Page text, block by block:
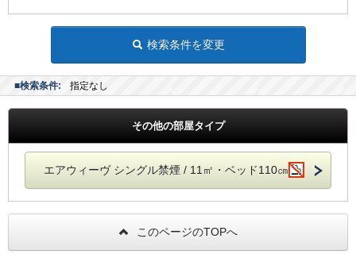
検索条件を変更
■検索条件: 指定なし
その他の部屋タイプ
エアウィーヴ シングル禁煙 / 11㎡・ベッド110㎝
このページのTOPへ